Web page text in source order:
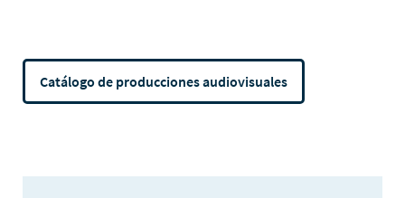
Catálogo de producciones audiovisuales